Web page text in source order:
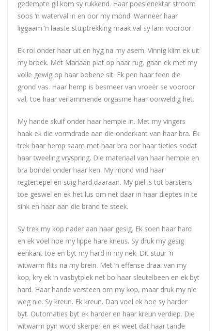
gedempte gil kom sy rukkend. Haar poesienektar stroom
soos ‘n waterval in en oor my mond. Wanneer haar
liggaam ‘n laaste stuiptrekking maak val sy lam vooroor.
Ek rol onder haar uit en hyg na my asem. Vinnig klim ek uit
my broek. Met Mariaan plat op haar rug, gaan ek met my
volle gewig op haar bobene sit. Ek pen haar teen die
grond vas. Haar hemp is besmeer van vroeër se vooroor
val, toe haar verlammende orgasme haar oorweldig het.
My hande skuif onder haar hempie in. Met my vingers
haak ek die vormdrade aan die onderkant van haar bra. Ek
trek haar hemp saam met haar bra oor haar tieties sodat
haar tweeling vryspring. Die materiaal van haar hempie en
bra bondel onder haar ken. My mond vind haar
regtertepel en suig hard daaraan. My piel is tot barstens
toe geswel en ek het lus om net daar in haar dieptes in te
sink en haar aan die brand te steek.
Sy trek my kop nader aan haar gesig. Ek soen haar hard
en ek voel hoe my lippe hare kneus. Sy druk my gesig
eenkant toe en byt my hard in my nek. Dit stuur ‘n
witwarm flits na my brein. Met ‘n effense draai van my
kop, kry ek ‘n vasbytplek net bo haar sleutelbeen en ek byt
hard. Haar hande versteen om my kop, maar druk my nie
weg nie. Sy kreun. Ek kreun. Dan voel ek hoe sy harder
byt. Outomaties byt ek harder en haar kreun verdiep. Die
witwarm pyn word skerper en ek weet dat haar tande